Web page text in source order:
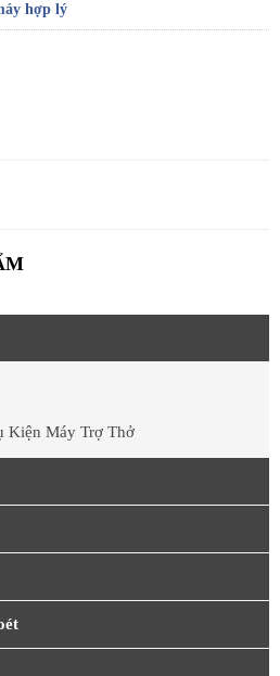
hợp lý
Kiện Máy Trợ Thở